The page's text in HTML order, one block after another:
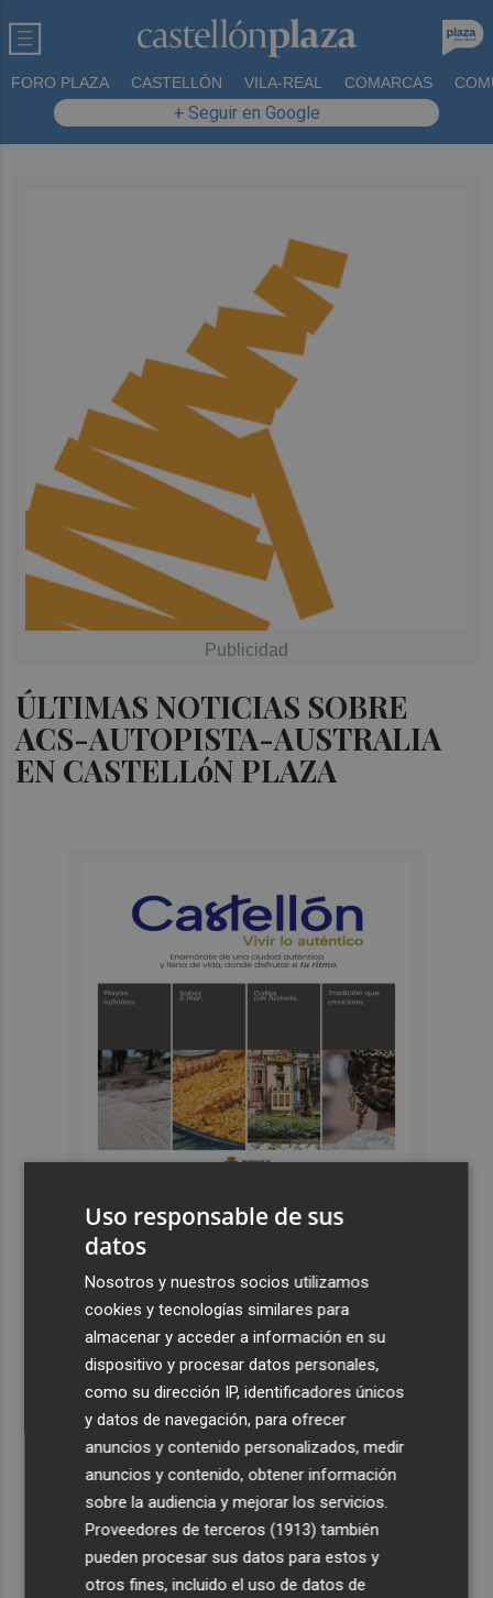
FORO PLAZA CASTELLÓN VILA-REAL COMARCAS
+ Seguir en Google
ÚLTIMAS NOTICIAS SOBRE
ACS-AUTOPISTA-AUSTRALIA
EN CASTELLóN PLAZA
Últimas Noticias
Castelló apuesta por convertir el eclipse en un referente
científico: recibirá a un gran equipo de expertos
El Villarreal anuncia a sus seis capitanes: Gerard
Moreno, Foyth, Comesaña, Ayoze, Cardona y Logan
Costa
Más problemas en el lateral derecho: Monferrer sufre
una lesión muscular
San Javier da viabilidad al nuevo contrato del transporte
urbano y a un hotel de cuatro estrellas en La Manga con
324 habitaciones
Uso responsable de sus
datos
Nosotros y nuestros socios utilizamos
cookies y tecnologías similares para
almacenar y acceder a información en su
dispositivo y procesar datos personales,
como su dirección IP, identificadores únicos
y datos de navegación, para ofrecer
anuncios y contenido personalizados, medir
anuncios y contenido, obtener información
sobre la audiencia y mejorar los servicios.
Proveedores de terceros (1913) también
pueden procesar sus datos para estos y
otros fines, incluido el uso de datos de